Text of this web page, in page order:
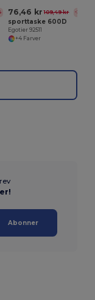
76,46 kr 109,49 kr -30%
sporttaske 600D
Egotier 92511
+4 Farver
Abonner